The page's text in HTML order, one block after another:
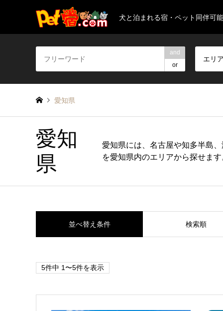
犬と泊まれる宿・ペット同伴可
and
or
エリア
愛知県
愛知
県
愛知県には、名古屋や知多半島
を愛知県内のエリアから探せます
並べ替え条件 検索順
5件中 1〜5件を表示